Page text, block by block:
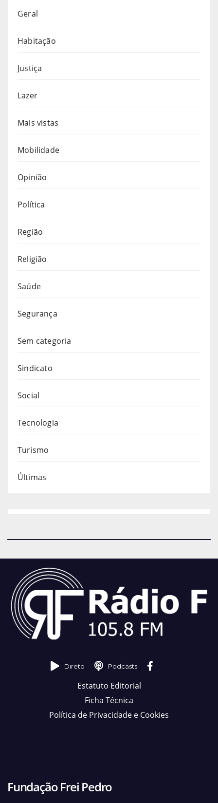
Geral
Habitação
Justiça
Lazer
Mais vistas
Mobilidade
Opinião
Política
Região
Religião
Saúde
Segurança
Sem categoria
Sindicato
Social
Tecnologia
Turismo
Últimas
Direto Podcasts
Estatuto Editorial
Ficha Técnica
Política de Privacidade e Cookies
Fundação Frei Pedro